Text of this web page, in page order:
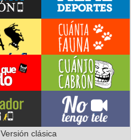
Versión clásica